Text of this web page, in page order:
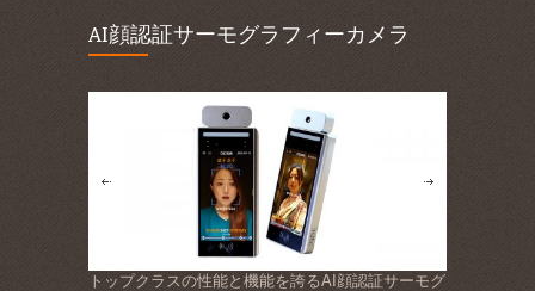
AI顔認証サーモグラフィーカメラ
トップクラスの性能と機能を誇るAI顔認証サーモグ